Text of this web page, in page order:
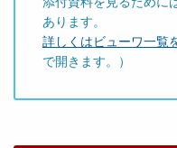
あります。
詳しくはビューワ一覧
で開きます。）